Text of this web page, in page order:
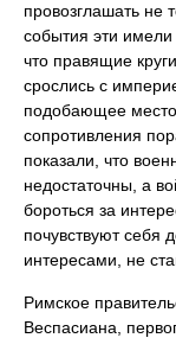
провозглашать не
события эти
что правящие
срослись с
подобающее
сопротивления
показали, что
недостаточны, а
бороться за
почувствуют себя
интересами, не
Римское
Веспасиана,